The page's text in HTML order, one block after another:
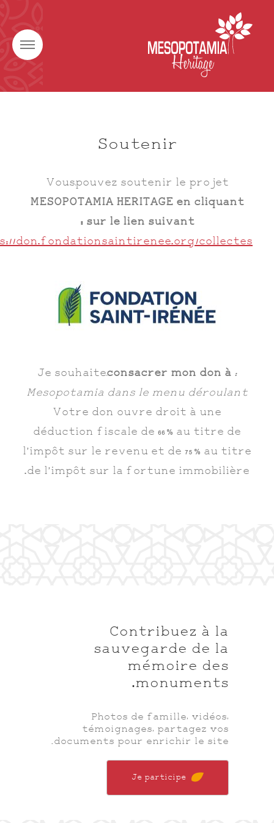
Soutenir
Vous pouvez soutenir le projet
MESOPOTAMIA HERITAGE en cliquant
sur le lien suivant :
don.fondationsaintirenee.org/collectes
Je souhaiteconsacrer mon don à:
Mesopotamia dans le menu déroulant
Votre don ouvre droit à une
déduction fiscale de 66% au titre de
l’impôt sur le revenu et de 75% au titre
de l’impôt sur la fortune immobilière.
Contribuez à la
sauvegarde de la
mémoire des
monuments.
Photos de famille, vidéos,
témoignages, partagez vos
documents pour enrichir le site.
Je participe